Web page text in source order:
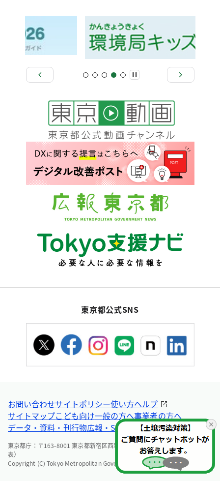
東京都公式SNS
お問い合わせサイトポリシー使い方ヘルプ
サイトマップこども向け一般の方へ事業者の方へ
データ・資料・刊行物広報・SNS
東京都庁：〒163-8001 東京都新宿区西新宿2-8-1 電話：03-5321-1111（代
表）
Copyright (C) Tokyo Metropolitan Government. All Rights Reserved.